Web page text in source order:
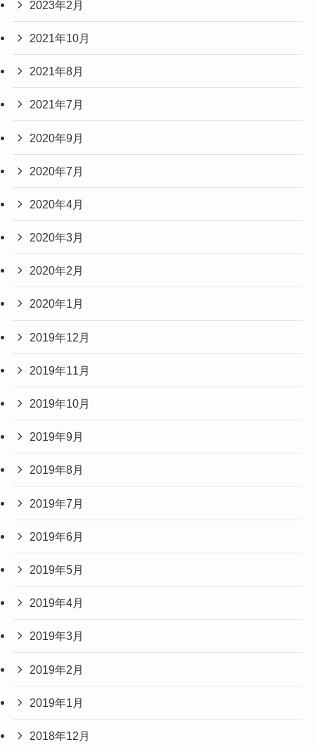
2023年2月
2021年10月
2021年8月
2021年7月
2020年9月
2020年7月
2020年4月
2020年3月
2020年2月
2020年1月
2019年12月
2019年11月
2019年10月
2019年9月
2019年8月
2019年7月
2019年6月
2019年5月
2019年4月
2019年3月
2019年2月
2019年1月
2018年12月